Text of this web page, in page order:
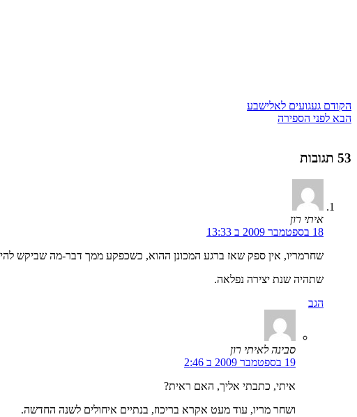
הקודם געגועים לאלישבע
הבא לפני הספירה
53 תגובות
איתי רון
18 בספטמבר 2009 ב 13:33
שחרמריו, אין ספק שאז ברגע המכונן ההוא, כשכפקע ממך דבר-מה שביקש
שתהיה שנת יצירה נפלאה.
הגב
סבינה לאיתי רון
19 בספטמבר 2009 ב 2:46
איתי, כתבתי אליך, האם ראית?
ושחר מריו, עוד מעט אקרא בריכוז, בנתיים איחולים לשנה החדשה.